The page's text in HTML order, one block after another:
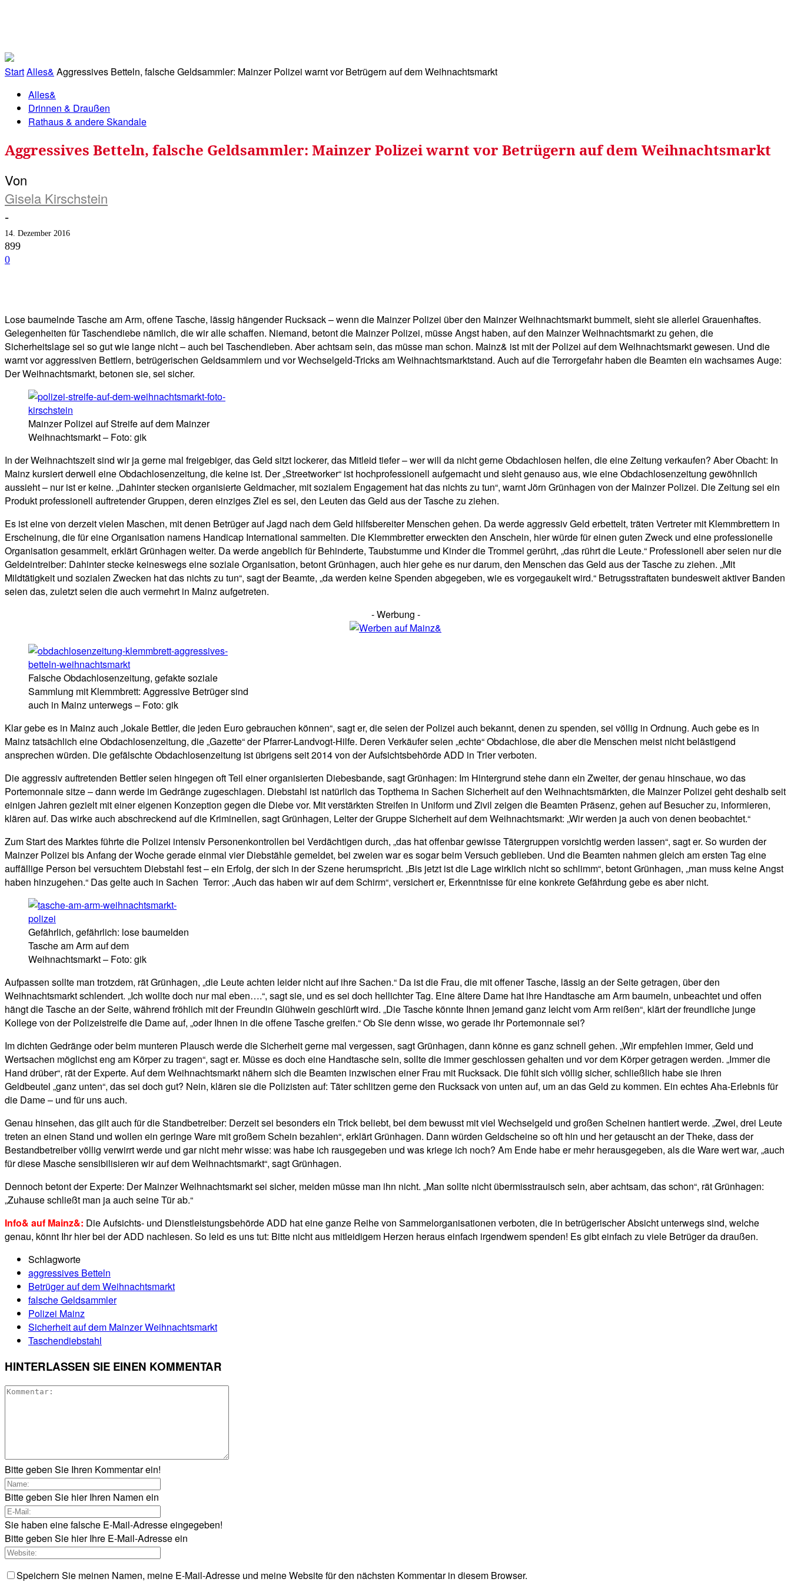
StartAlles& Aggressives Betteln, falsche Geldsammler: Mainzer Polizei warnt vor Betrügern auf dem Weihnachtsmarkt
Alles&
Drinnen & Draußen
Rathaus & andere Skandale
Aggressives Betteln, falsche Geldsammler: Mainzer Polizei warnt vor Betrügern auf dem Weihnachtsmarkt
Von
Gisela Kirschstein
-
14. Dezember 2016
899
0
Lose baumelnde Tasche am Arm, offene Tasche, lässig hängender Rucksack – wenn die Mainzer Polizei über den Mainzer Weihnachtsmarkt bummelt, sieht sie allerlei Grauenhaftes.
Gelegenheiten für Taschendiebe nämlich, die wir alle schaffen. Niemand, betont die Mainzer Polizei, müsse Angst haben, auf den Mainzer Weihnachtsmarkt zu gehen, die
Sicherheitslage sei so gut wie lange nicht – auch bei Taschendieben. Aber achtsam sein, das müsse man schon. Mainz& ist mit der Polizei auf dem Weihnachtsmarkt gewesen. Und die
warnt vor aggressiven Bettlern, betrügerischen Geldsammlern und vor Wechselgeld-Tricks am Weihnachtsmarktstand. Auch auf die Terrorgefahr haben die Beamten ein wachsames Auge:
Der Weihnachtsmarkt, betonen sie, sei sicher.
Mainzer Polizei auf Streife auf dem Mainzer
Weihnachtsmarkt – Foto: gik
In der Weihnachtszeit sind wir ja gerne mal freigebiger, das Geld sitzt lockerer, das Mitleid tiefer – wer will da nicht gerne Obdachlosen helfen, die eine Zeitung verkaufen? Aber Obacht: In
Mainz kursiert derweil eine Obdachlosenzeitung, die keine ist. Der „Streetworker“ ist hochprofessionell aufgemacht und sieht genauso aus, wie eine Obdachlosenzeitung gewöhnlich
aussieht – nur ist er keine. „Dahinter stecken organisierte Geldmacher, mit sozialem Engagement hat das nichts zu tun“, warnt Jörn Grünhagen von der Mainzer Polizei. Die Zeitung sei ein
Produkt professionell auftretender Gruppen, deren einziges Ziel es sei, den Leuten das Geld aus der Tasche zu ziehen.
Es ist eine von derzeit vielen Maschen, mit denen Betrüger auf Jagd nach dem Geld hilfsbereiter Menschen gehen. Da werde aggressiv Geld erbettelt, träten Vertreter mit Klemmbrettern in
Erscheinung, die für eine Organisation namens Handicap International sammelten. Die Klemmbretter erweckten den Anschein, hier würde für einen guten Zweck und eine professionelle
Organisation gesammelt, erklärt Grünhagen weiter. Da werde angeblich für Behinderte, Taubstumme und Kinder die Trommel gerührt, „das rührt die Leute.“ Professionell aber seien nur die
Geldeintreiber: Dahinter stecke keineswegs eine soziale Organisation, betont Grünhagen, auch hier gehe es nur darum, den Menschen das Geld aus der Tasche zu ziehen. „Mit
Mildtätigkeit und sozialen Zwecken hat das nichts zu tun“, sagt der Beamte, „da werden keine Spenden abgegeben, wie es vorgegaukelt wird.“ Betrugsstraftaten bundesweit aktiver Banden
seien das, zuletzt seien die auch vermehrt in Mainz aufgetreten.
- Werbung -
Falsche Obdachlosenzeitung, gefakte soziale
Sammlung mit Klemmbrett: Aggressive Betrüger sind
auch in Mainz unterwegs – Foto: gik
Klar gebe es in Mainz auch „lokale Bettler, die jeden Euro gebrauchen können“, sagt er, die seien der Polizei auch bekannt, denen zu spenden, sei völlig in Ordnung. Auch gebe es in
Mainz tatsächlich eine Obdachlosenzeitung, die „Gazette“ der Pfarrer-Landvogt-Hilfe. Deren Verkäufer seien „echte“ Obdachlose, die aber die Menschen meist nicht belästigend
ansprechen würden. Die gefälschte Obdachlosenzeitung ist übrigens seit 2014 von der Aufsichtsbehörde ADD in Trier verboten.
Die aggressiv auftretenden Bettler seien hingegen oft Teil einer organisierten Diebesbande, sagt Grünhagen: Im Hintergrund stehe dann ein Zweiter, der genau hinschaue, wo das
Portemonnaie sitze – dann werde im Gedränge zugeschlagen. Diebstahl ist natürlich das Topthema in Sachen Sicherheit auf den Weihnachtsmärkten, die Mainzer Polizei geht deshalb seit
einigen Jahren gezielt mit einer eigenen Konzeption gegen die Diebe vor. Mit verstärkten Streifen in Uniform und Zivil zeigen die Beamten Präsenz, gehen auf Besucher zu, informieren,
klären auf. Das wirke auch abschreckend auf die Kriminellen, sagt Grünhagen, Leiter der Gruppe Sicherheit auf dem Weihnachtsmarkt: „Wir werden ja auch von denen beobachtet.“
Zum Start des Marktes führte die Polizei intensiv Personenkontrollen bei Verdächtigen durch, „das hat offenbar gewisse Tätergruppen vorsichtig werden lassen“, sagt er. So wurden der
Mainzer Polizei bis Anfang der Woche gerade einmal vier Diebstähle gemeldet, bei zweien war es sogar beim Versuch geblieben. Und die Beamten nahmen gleich am ersten Tag eine
auffällige Person bei versuchtem Diebstahl fest – ein Erfolg, der sich in der Szene herumspricht. „Bis jetzt ist die Lage wirklich nicht so schlimm“, betont Grünhagen, „man muss keine Angst
haben hinzugehen.“ Das gelte auch in Sachen Terror: „Auch das haben wir auf dem Schirm“, versichert er, Erkenntnisse für eine konkrete Gefährdung gebe es aber nicht.
Gefährlich, gefährlich: lose baumelden
Tasche am Arm auf dem
Weihnachtsmarkt – Foto: gik
Aufpassen sollte man trotzdem, rät Grünhagen, „die Leute achten leider nicht auf ihre Sachen.“ Da ist die Frau, die mit offener Tasche, lässig an der Seite getragen, über den
Weihnachtsmarkt schlendert. „Ich wollte doch nur mal eben….“, sagt sie, und es sei doch hellichter Tag. Eine ältere Dame hat ihre Handtasche am Arm baumeln, unbeachtet und offen
hängt die Tasche an der Seite, während fröhlich mit der Freundin Glühwein geschlürft wird. „Die Tasche könnte Ihnen jemand ganz leicht vom Arm reißen“, klärt der freundliche junge
Kollege von der Polizeistreife die Dame auf, „oder Ihnen in die offene Tasche greifen.“ Ob Sie denn wisse, wo gerade ihr Portemonnaie sei?
Im dichten Gedränge oder beim munteren Plausch werde die Sicherheit gerne mal vergessen, sagt Grünhagen, dann könne es ganz schnell gehen. „Wir empfehlen immer, Geld und
Wertsachen möglichst eng am Körper zu tragen“, sagt er. Müsse es doch eine Handtasche sein, sollte die immer geschlossen gehalten und vor dem Körper getragen werden. „Immer die
Hand drüber“, rät der Experte. Auf dem Weihnachtsmarkt nähern sich die Beamten inzwischen einer Frau mit Rucksack. Die fühlt sich völlig sicher, schließlich habe sie ihren
Geldbeutel „ganz unten“, das sei doch gut? Nein, klären sie die Polizisten auf: Täter schlitzen gerne den Rucksack von unten auf, um an das Geld zu kommen. Ein echtes Aha-Erlebnis für
die Dame – und für uns auch.
Genau hinsehen, das gilt auch für die Standbetreiber: Derzeit sei besonders ein Trick beliebt, bei dem bewusst mit viel Wechselgeld und großen Scheinen hantiert werde. „Zwei, drei Leute
treten an einen Stand und wollen ein geringe Ware mit großem Schein bezahlen“, erklärt Grünhagen. Dann würden Geldscheine so oft hin und her getauscht an der Theke, dass der
Bestandbetreiber völlig verwirrt werde und gar nicht mehr wisse: was habe ich rausgegeben und was kriege ich noch? Am Ende habe er mehr herausgegeben, als die Ware wert war, „auch
für diese Masche sensibilisieren wir auf dem Weihnachtsmarkt“, sagt Grünhagen.
Dennoch betont der Experte: Der Mainzer Weihnachtsmarkt sei sicher, meiden müsse man ihn nicht. „Man sollte nicht übermisstrauisch sein, aber achtsam, das schon“, rät Grünhagen:
„Zuhause schließt man ja auch seine Tür ab.“
Info& auf Mainz&: Die Aufsichts- und Dienstleistungsbehörde ADD hat eine ganze Reihe von Sammelorganisationen verboten, die in betrügerischer Absicht unterwegs sind, welche
genau, könnt Ihr hier bei der ADD nachlesen. So leid es uns tut: Bitte nicht aus mitleidigem Herzen heraus einfach irgendwem spenden! Es gibt einfach zu viele Betrüger da draußen.
Schlagworte
aggressives Betteln
Betrüger auf dem Weihnachtsmarkt
falsche Geldsammler
Polizei Mainz
Sicherheit auf dem Mainzer Weihnachtsmarkt
Taschendiebstahl
HINTERLASSEN SIE EINEN KOMMENTAR
Bitte geben Sie Ihren Kommentar ein!
Bitte geben Sie hier Ihren Namen ein
Sie haben eine falsche E-Mail-Adresse eingegeben!
Bitte geben Sie hier Ihre E-Mail-Adresse ein
Speichern Sie meinen Namen, meine E-Mail-Adresse und meine Website für den nächsten Kommentar in diesem Browser.